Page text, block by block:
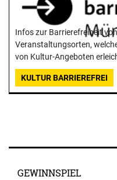
Infos zur Barrierefreiheit von
Veranstaltungsorten,
von Kultur-Angeboten
KULTUR BARRIEREFREI
GEWINNSPIEL